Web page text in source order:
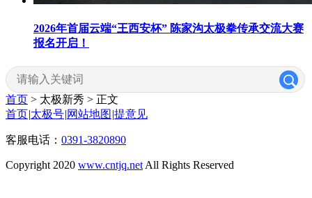
2026年首届云端“王西安杯” 陈家沟太极拳传承交流大赛
报名开启！
首页 > 太极新秀 > 正文
首页|太极号|网站地图 |提意见
客服电话： 0391-3820890
Copyright 2020 www.cntjq.net All Rights Reserved